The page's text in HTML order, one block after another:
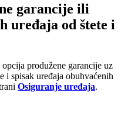
garancije ili
uređaja od štete i
produžene garancije uz
i spisak uređaja obuhvaćenih
Osiguranje uređaja.